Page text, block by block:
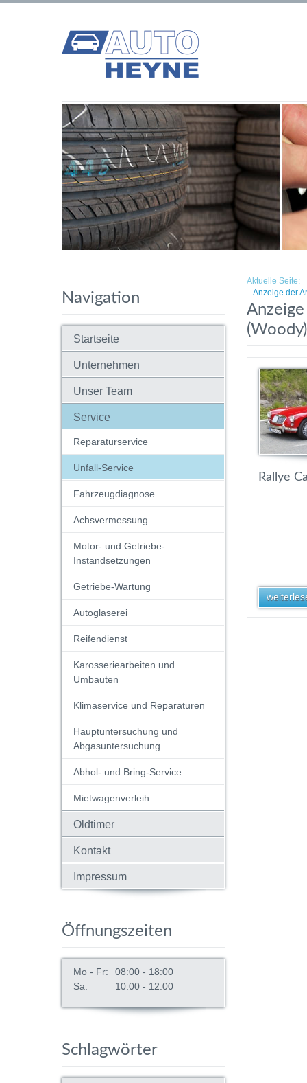
Navigation
Startseite
Unternehmen
Unser Team
Service
Reparaturservice
Unfall-Service
Fahrzeugdiagnose
Achsvermessung
Motor- und Getriebe-
Instandsetzungen
Getriebe-Wartung
Autoglaserei
Reifendienst
Karosseriearbeiten und
Umbauten
Klimaservice und Reparaturen
Hauptuntersuchung und
Abgasuntersuchung
Abhol- und Bring-Service
Mietwagenverleih
Oldtimer
Kontakt
Impressum
Öffnungszeiten
Mo - Fr:
08:00 - 18:00
Sa:
10:00 - 12:00
Schlagwörter
Aktuelle Seite:
Anzeige der
Rallye